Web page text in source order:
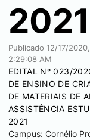
2021
Publicado 12/17/
2:29:08 AM
EDITAL Nº 023/
DE ENSINO DE
DE MATERIAIS DE
ASSISTÊNCIA
2021
Campus: Cornélio